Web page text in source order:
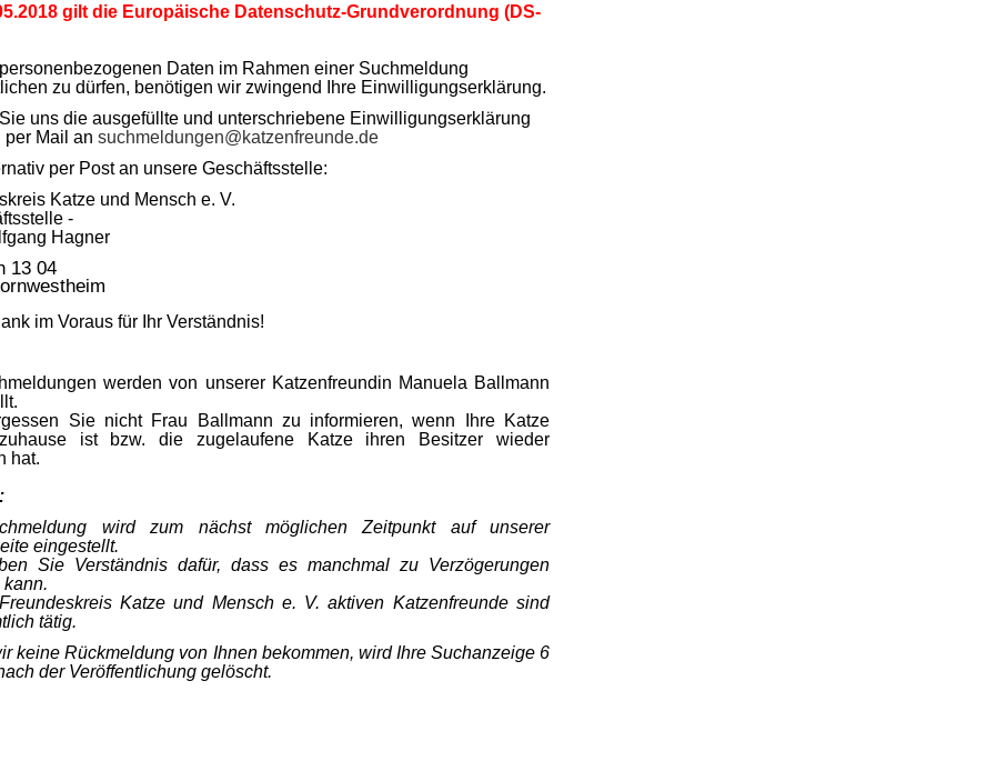
gilt die Europäische Datenschutz-Grundverordnung (DS-
Daten im Rahmen einer Suchmeldung
zu dürfen, benötigen wir zwingend Ihre Einwilligungserklärung.
uns die ausgefüllte und unterschriebene Einwilligungserklärung
per Mail an suchmeldungen@katzenfreunde.de
per Post an unsere Geschäftsstelle:
Katze und Mensch e. V.
-
Hagner
13 04
im Voraus für Ihr Verständnis!
werden von unserer Katzenfreundin Manuela Ballmann
Sie nicht Frau Ballmann zu informieren, wenn Ihre Katze
ist bzw. die zugelaufene Katze ihren Besitzer wieder
hat.
wird zum nächst möglichen Zeitpunkt auf unserer
eingestellt.
Sie Verständnis dafür, dass es manchmal zu Verzögerungen
kann.
Katze und Mensch e. V. aktiven Katzenfreunde sind
tätig.
keine Rückmeldung von Ihnen bekommen, wird Ihre Suchanzeige 6
der Veröffentlichung gelöscht.